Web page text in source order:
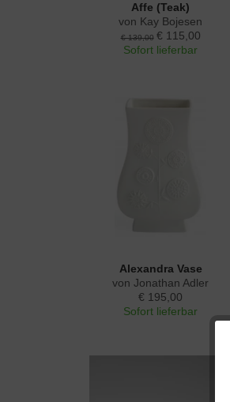
Affe (Teak)
von Kay Bojesen
€ 139,00 € 115,00
Sofort lieferbar
Alexandra Vase
von Jonathan Adler
€ 195,00
Sofort lieferbar